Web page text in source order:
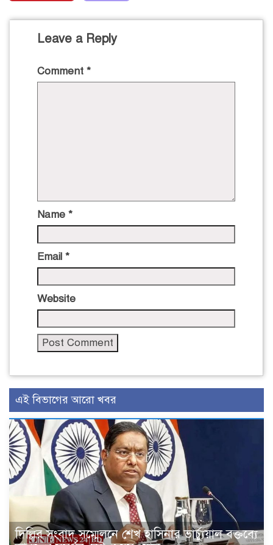
Leave a Reply
Comment *
Name *
Email *
Website
এই বিভাগের আরো খবর
দিল্লির সংবাদ সম্মেলনে শেখ হাসিনার ভার্চ্যুয়াল বক্তব্যে